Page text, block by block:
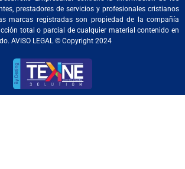
prestadores de servicios y profesionales cristianos
marcas registradas son propiedad de la compañía
total o parcial de cualquier material contenido en
AVISO LEGAL © Copyright 2024